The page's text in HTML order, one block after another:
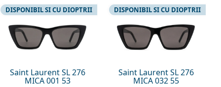
Saint Laurent SL 276
MICA 001 53
DISPONIBIL SI CU DIOPTRII
Saint Laurent SL 276
MICA 032 55
DISPONIBIL SI CU DIOPTRII